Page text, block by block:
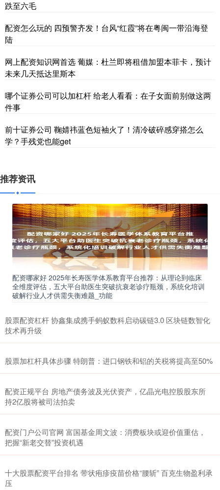
跌至六毛
配资怎么玩的 四预警齐发！台风“红霞”将在粤闽一带沿海登
陆
网上配资知识网首选 葡媒：杜兰即将租借加盟本菲卡，预计
未来几天抵达里斯本
哪个证券公司可以加杠杆 给老人看看：在子女面前别做这两
件事
前十证券公司 鞠婧祎蓝色短袖火了！清冷破碎感穿搭怎么
学？手残党也能get
推荐资讯
配资哪家好 2025年长寿医学体系教育平台推荐：从理论到临床
全维度评估，五大平台助医生突破抗衰老诊疗瓶颈，系统化培训
破解行业人才供需失衡难题_功能
股票配资杠杆 协鑫集成携手蚂蚁数科启动碳链3.0 区块链数智化
技术再升级
股票加杠杆具体步骤 特朗普：进口钢铁和铝的关税将提高至50%
配资正规平台 房地产债务波及光伏资产，亿晶光电控股股东所
持2亿股将被司法拍卖
配资门户公司官网 富国基金周文波：消费板块或迎价值重估，
把握“新老交替”投资机遇
十大股票配资平台排名 带状疱疹疫苗价格“腰斩” 百克生物盈利承
压